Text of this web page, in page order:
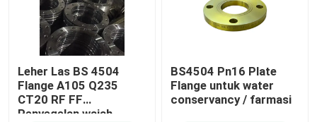
Leher Las BS 4504
Flange A105 Q235
CT20 RF FF
Penyegelan wajah
BS4504 Pn16 Plate
Flange untuk water
conservancy / farmasi